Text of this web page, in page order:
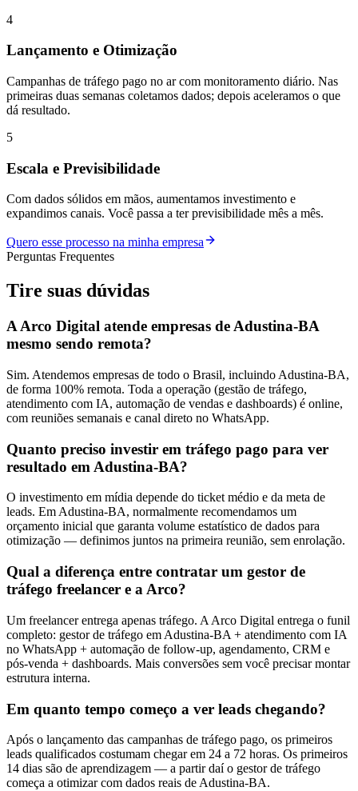
4
Lançamento e Otimização
Campanhas de tráfego pago no ar com monitoramento diário. Nas
primeiras duas semanas coletamos dados; depois aceleramos o que
dá resultado.
5
Escala e Previsibilidade
Com dados sólidos em mãos, aumentamos investimento e
expandimos canais. Você passa a ter previsibilidade mês a mês.
Quero esse processo na minha empresa
Perguntas Frequentes
Tire suas dúvidas
A Arco Digital atende empresas de Adustina-BA
mesmo sendo remota?
Sim. Atendemos empresas de todo o Brasil, incluindo Adustina-BA,
de forma 100% remota. Toda a operação (gestão de tráfego,
atendimento com IA, automação de vendas e dashboards) é online,
com reuniões semanais e canal direto no WhatsApp.
Quanto preciso investir em tráfego pago para ver
resultado em Adustina-BA?
O investimento em mídia depende do ticket médio e da meta de
leads. Em Adustina-BA, normalmente recomendamos um
orçamento inicial que garanta volume estatístico de dados para
otimização — definimos juntos na primeira reunião, sem enrolação.
Qual a diferença entre contratar um gestor de
tráfego freelancer e a Arco?
Um freelancer entrega apenas tráfego. A Arco Digital entrega o funil
completo: gestor de tráfego em Adustina-BA + atendimento com IA
no WhatsApp + automação de follow-up, agendamento, CRM e
pós-venda + dashboards. Mais conversões sem você precisar montar
estrutura interna.
Em quanto tempo começo a ver leads chegando?
Após o lançamento das campanhas de tráfego pago, os primeiros
leads qualificados costumam chegar em 24 a 72 horas. Os primeiros
14 dias são de aprendizagem — a partir daí o gestor de tráfego
começa a otimizar com dados reais de Adustina-BA.